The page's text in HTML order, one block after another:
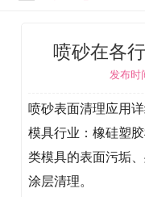
喷砂在各
发布时
喷砂表面清理应用详
模具行业：橡硅塑
类模具的表面污垢
涂层清理。